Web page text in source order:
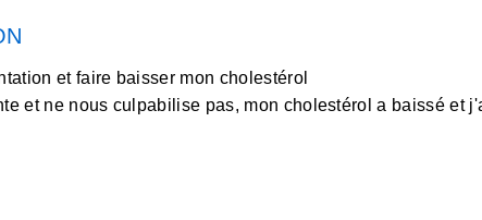
et faire baisser mon cholestérol
et ne nous culpabilise pas, mon cholestérol a baissé et